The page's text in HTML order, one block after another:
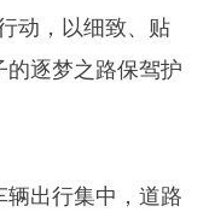
动，以细致、贴
逐梦之路保驾护
辆出行集中，道路